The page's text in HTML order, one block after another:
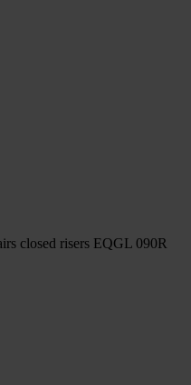
closed risers EQGL 090R